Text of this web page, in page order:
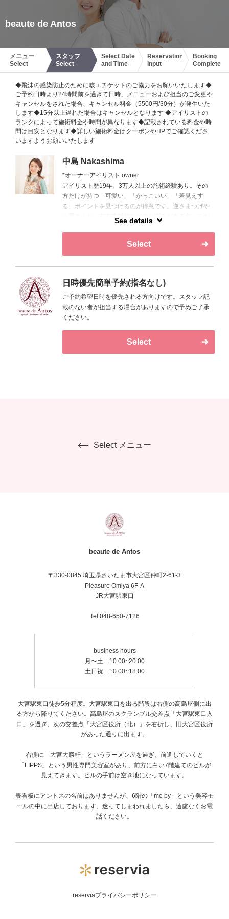
beaute de Antos
メニュー
Select
スタッフ
Select
Select Date
and Time
Reservation
Input
Booking
Complete
◆飛沫の感染防止のために咳エチケットのご協力をお願いいたします◆
ご予約日時より24時間前を過ぎて日時、メニューおよび担当のご変更や
キャンセルをされた場合、キャンセル料金（5500円/30分）が発生いた
します◆15分以上遅れた場合はキャンセルとなります ◆アイリストの
ランクによって施術料金や時間が異なります◆記載されている料金や時
間は目安となります◆詳しい施術料金はクーポンやHPでご確認くださ
いますようお願いいたします
中島 Nakashima
*オーナーアイリスト owner
アイリスト歴19年。3万人以上の施術経験あり。その
方だけが持つ「可愛い」「かっこいい」「若見えす
る」ポイントを見つけるのが得意です。逆さまつげや
一重まぶた、左右非対称などのお悩みがある方、こだ
めです。婚活・就活・営業成績を上げたいなど、目的
に応じた施術もお任せください。
See details
Select
日時優先簡単予約(指名なし)
ご予約希望日時を優先される方向けです。スタッフ記
載のない者が担当する場合がありますので予めご了承
ください。
Select
Select メニュー
beaute de Antos
〒330-0845 埼玉県さいたま市大宮区仲町2-61-3
Pleasure Omiya 6F-A
JR大宮駅東口
Tel.048-650-7126
business hours
月〜土 10:00~20:00
土日祝 10:00~18:00
大宮駅東口徒歩5分程度。大宮駅東口を出る階段は右側の高島屋側に出
る方から降りてください。高島屋のスクランブル交差点「大宮駅東口入
口」を過ぎ、次の交差点「大宮区役所（北）」を右折し、旧大宮区役所
があった通りに出ます。
右側に「大宮大勝軒」というラーメン屋を過ぎ、前進していくと
「LIPPS」という男性専門美容室があり、前方に白い7階建てのビルが
見えてきます。ビルの手前は空き地になっています。
表看板にアントスの名前はありませんが、6階の「me by」という美容モ
ールの中に出店しております。迷ってしまわれましたら、遠慮なくお電
話ください。
reserviaプライバシーポリシー